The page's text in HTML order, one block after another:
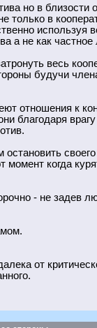
но в
только в
а не как частное
весь
будучи
отношения к
благодаря
момент когда
- не задев
от